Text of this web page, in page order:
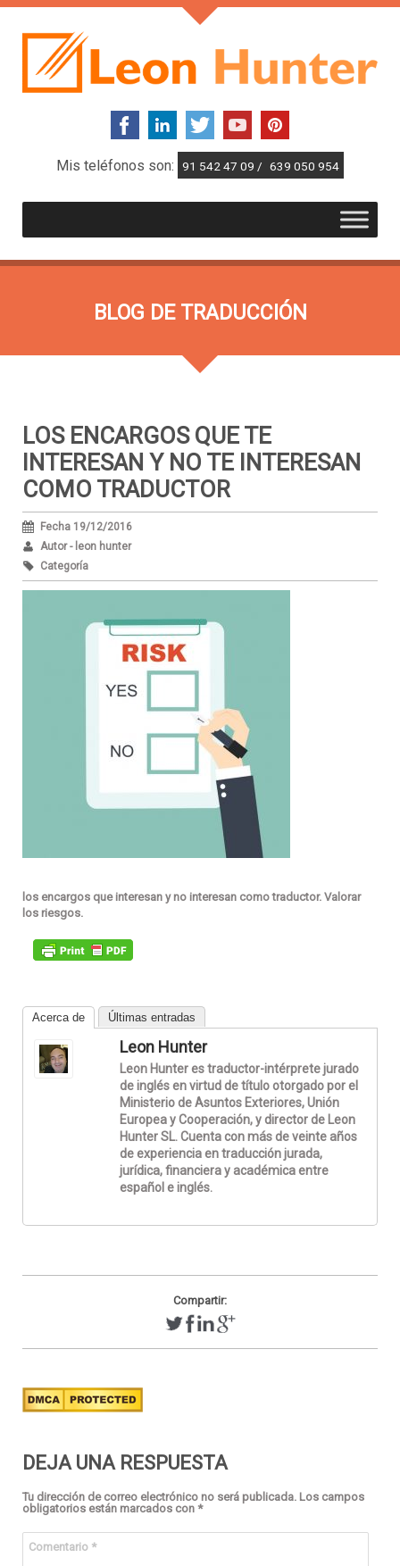
Mis teléfonos son: 91 542 47 09 / 639 050 954
BLOG DE TRADUCCIÓN
LOS ENCARGOS QUE TE
INTERESAN Y NO TE INTERESAN
COMO TRADUCTOR
Fecha 19/12/2016
Autor - leon hunter
Categoría
los encargos que interesan y no interesan como traductor. Valorar
los riesgos.
Acerca de Últimas entradas
Leon Hunter
Leon Hunter es traductor-intérprete jurado
de inglés en virtud de título otorgado por el
Ministerio de Asuntos Exteriores, Unión
Europea y Cooperación, y director de Leon
Hunter SL. Cuenta con más de veinte años
de experiencia en traducción jurada,
jurídica, financiera y académica entre
español e inglés.
Compartir:
DEJA UNA RESPUESTA
Tu dirección de correo electrónico no será publicada. Los campos
obligatorios están marcados con *
Comentario *